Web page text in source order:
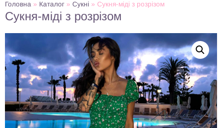
Головна » Каталог » Сукні » Сукня-міді з розрізом
Сукня-міді з розрізом